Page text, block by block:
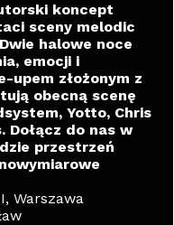
koncept
sceny melodic
halowe noce
emocji i
złożonym z
obecną scenę
Yotto, Chris
Dołącz do nas w
przestrzeń
Warszawa